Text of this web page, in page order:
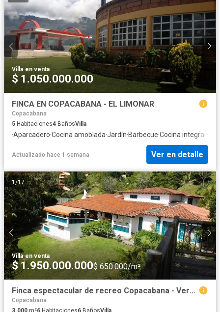
Villa·en venta
$ 1.050.000.000
FINCA EN COPACABANA - EL LIMONAR
Copacabana
5 Habitaciones4 BañosVilla
·Aparcadero·Cocina amoblada·Jardín·Barbecue·Cocina integral
Actualizado hace 1 semana Ver en detalle
1/17
Villa·en venta
$ 1.950.000.000$ 650.000/m²
Finca espectacular de recreo Copacabana - Vereda La Veta
Copacabana
3.000 m²6 Habitaciones6 BañosVilla